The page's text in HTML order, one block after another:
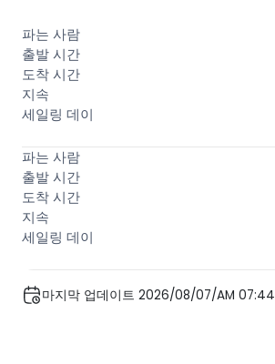
마지막 업데이트 2026/08/07/AM 07:44